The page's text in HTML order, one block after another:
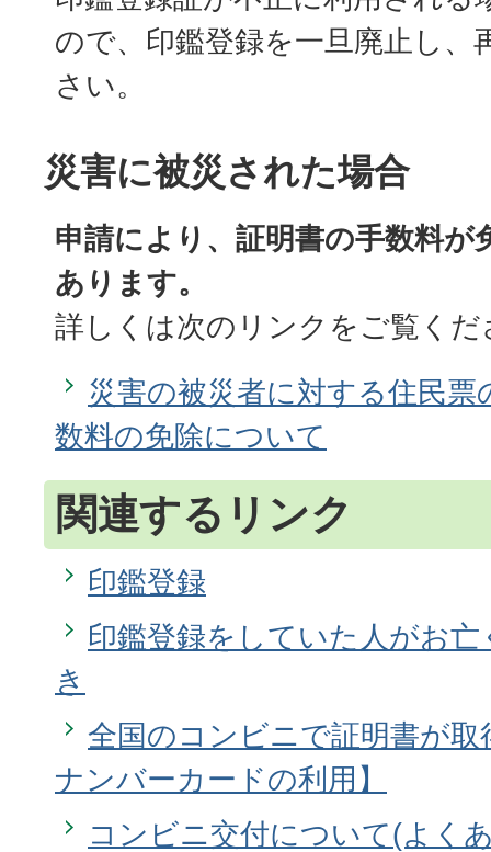
ので、印鑑登録を一旦廃止し、
さい。
災害に被災された場合
申請により、証明書の手数料が
あります。
詳しくは次のリンクをご覧くだ
災害の被災者に対する住民票
数料の免除について
関連するリンク
印鑑登録
印鑑登録をしていた人がお
き
全国のコンビニで証明書が
ナンバーカードの利用】
コンビニ交付について(よく